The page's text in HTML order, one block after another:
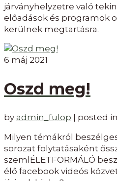
járványhelyzetre való
előadások és programok
kerülnek megtartásra.
6 máj 2021
Oszd meg!
by admin_fulop posted
Milyen témákról
sorozat folytatásaként
szemlÉLETFORMÁLÓ
élő facebook videós